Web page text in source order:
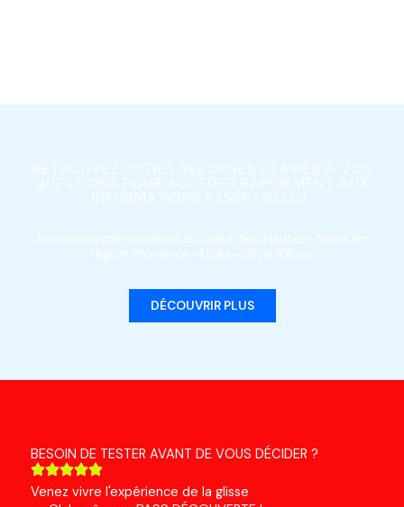
RETROUVEZ ICI DES RÉPONSES CLAIRES À VOS
QUESTIONS POUR ACCÉDER RAPIDEMENT AUX
INFORMATIONS ESSENTIELLES.
Aventures mémorables au cœur des Hautes-Alpes en
région Provence-Alpes-Côte d'Azur.
DÉCOUVRIR PLUS
BESOIN DE TESTER AVANT DE VOUS DÉCIDER ?
Venez vivre l'expérience de la glisse